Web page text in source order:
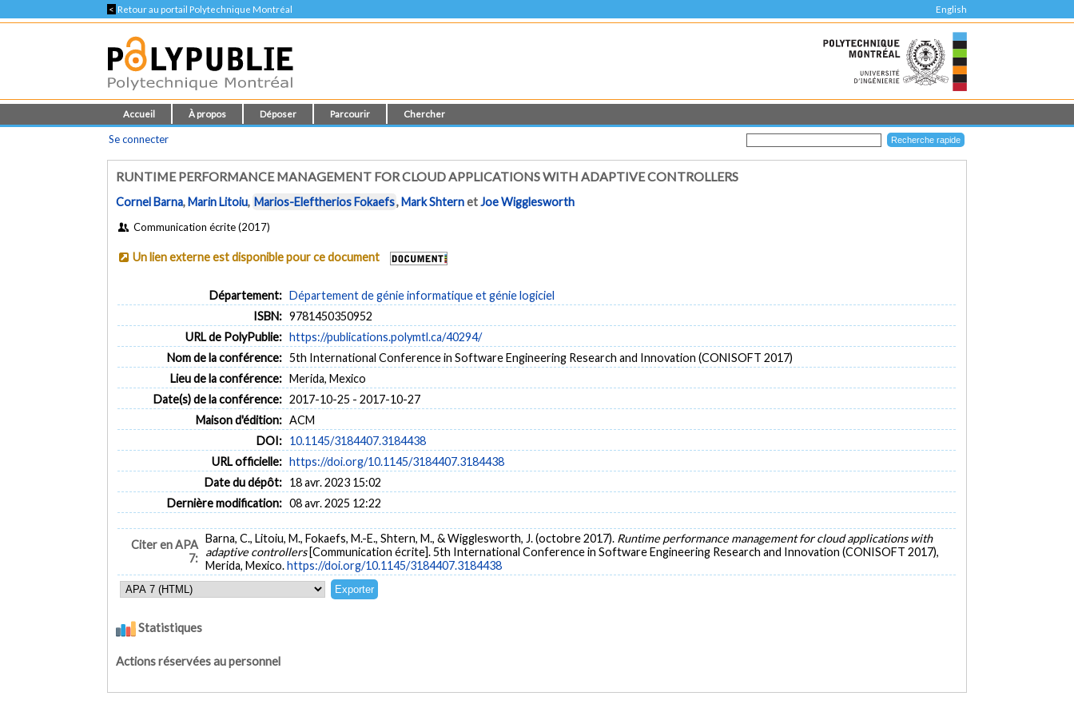
< Retour au portail Polytechnique Montréal English
Accueil À propos Déposer Parcourir Chercher
Se connecter
RUNTIME PERFORMANCE MANAGEMENT FOR CLOUD APPLICATIONS WITH ADAPTIVE CONTROLLERS
Cornel Barna,Marin Litoiu, Marios-Eleftherios Fokaefs,Mark ShternetJoe Wigglesworth
Communication écrite (2017)
Un lien externe est disponible pour ce document
Département: Département de génie informatique et génie logiciel
ISBN: 9781450350952
URL de PolyPublie: https://publications.polymtl.ca/40294/
Nom de la conférence: 5th International Conference in Software Engineering Research and Innovation (CONISOFT 2017)
Lieu de la conférence: Merida, Mexico
Date(s) de la conférence: 2017-10-25 - 2017-10-27
Maison d'édition: ACM
DOI: 10.1145/3184407.3184438
URL officielle: https://doi.org/10.1145/3184407.3184438
Date du dépôt: 18 avr. 2023 15:02
Dernière modification: 08 avr. 2025 12:22
Citer en APA
7:
Barna, C., Litoiu, M., Fokaefs, M.-E., Shtern, M., & Wigglesworth, J. (octobre 2017). Runtime performance management for cloud applications with
adaptive controllers [Communication écrite]. 5th International Conference in Software Engineering Research and Innovation (CONISOFT 2017),
Merida, Mexico.https://doi.org/10.1145/3184407.3184438
Statistiques
Actions réservées au personnel